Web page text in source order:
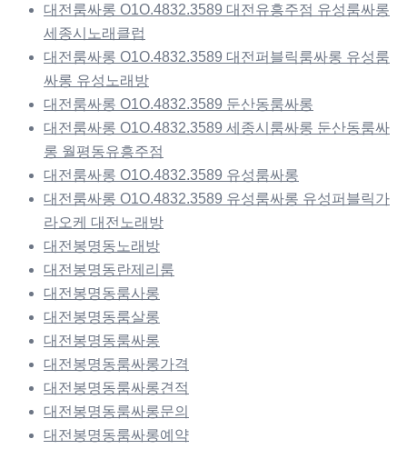
대전룸싸롱 O1O.4832.3589 대전유흥주점 유성룸싸롱
세종시노래클럽
대전룸싸롱 O1O.4832.3589 대전퍼블릭룸싸롱 유성룸
싸롱 유성노래방
대전룸싸롱 O1O.4832.3589 둔산동룸싸롱
대전룸싸롱 O1O.4832.3589 세종시룸싸롱 둔산동룸싸
롱 월평동유흥주점
대전룸싸롱 O1O.4832.3589 유성룸싸롱
대전룸싸롱 O1O.4832.3589 유성룸싸롱 유성퍼블릭가
라오케 대전노래방
대전봉명동노래방
대전봉명동란제리룸
대전봉명동룸사롱
대전봉명동룸살롱
대전봉명동룸싸롱
대전봉명동룸싸롱가격
대전봉명동룸싸롱견적
대전봉명동룸싸롱문의
대전봉명동룸싸롱예약